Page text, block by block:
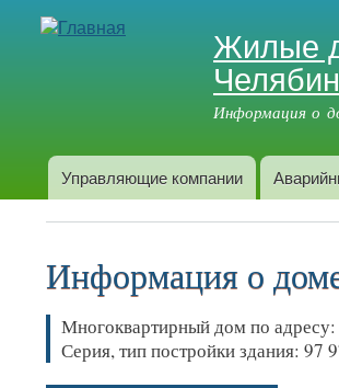
Жилые
Информация о
Главное меню
Управляющие компании
Информация о
Многоквартирный дом по
Серия, тип постройки здания: